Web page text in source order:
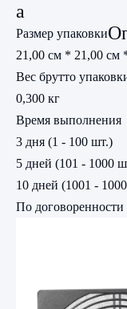
а
Размер упаковки
21,00 см * 21,00 см
Вес брутто
0,300 кг
Время выполнения
3 дня (1 - 100 шт.)
5 дней (101 - 1000
10 дней (1001 -
По